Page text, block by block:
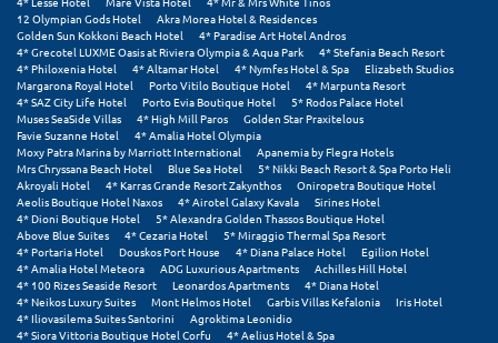
Τζουμέρκα
Τήνος
Τολό
Τριζόνια Φωκίδος
Τρίκαλα
Τρίκαλα Κορινθίας
Τρίπολη
Τυρός
12 Olympian Gods Hotel
Akra Morea Hotel & Residences
Golden Sun Kokkoni Beach Hotel
4* Paradise Art Hotel Andros
4* Grecotel LUXME Oasis at Riviera Olympia & Aqua Park
4* Stefania Beach Resort
4* Philoxenia Hotel
4* Altamar Hotel 4* Nymfes Hotel & Spa
Elizabeth Studios
Margarona Royal Hotel
Porto Vitilo Boutique Hotel
4* Marpunta Resort
4* SAZ City Life Hotel
Porto Evia Boutique Hotel
5* Rodos Palace Hotel
Muses SeaSide Villas
4* High Mill Paros
Golden Star Praxitelous
Favie Suzanne Hotel
4* Amalia Hotel Olympia
Moxy Patra Marina by Marriott International
Apanemia by Flegra Hotels
Mrs Chryssana Beach Hotel
Blue Sea Hotel
5* Nikki Beach Resort & Spa Porto Heli
Akroyali Hotel
4* Karras Grande Resort Zakynthos
Oniropetra Boutique Hotel
Aeolis Boutique Hotel Naxos
4* Airotel Galaxy Kavala
Sirines Hotel
4* Dioni Boutique Hotel
5* Alexandra Golden Thassos Boutique Hotel
Above Blue Suites
4* Cezaria Hotel
5* Miraggio Thermal Spa Resort
4* Portaria Hotel
Douskos Port House 4* Diana Palace Hotel
Egilion Hotel
4* Amalia Hotel Meteora
ADG Luxurious Apartments
Achilles Hill Hotel
4* 100 Rizes Seaside Resort
Leonardos Apartments
4* Diana Hotel
4* Neikos Luxury Suites
Mont Helmos Hotel Garbis Villas Kefalonia
Iris Hotel
4* Iliovasilema Suites Santorini
Agroktima Leonidio
4* Siora Vittoria Boutique Hotel Corfu
4* Aelius Hotel & Spa